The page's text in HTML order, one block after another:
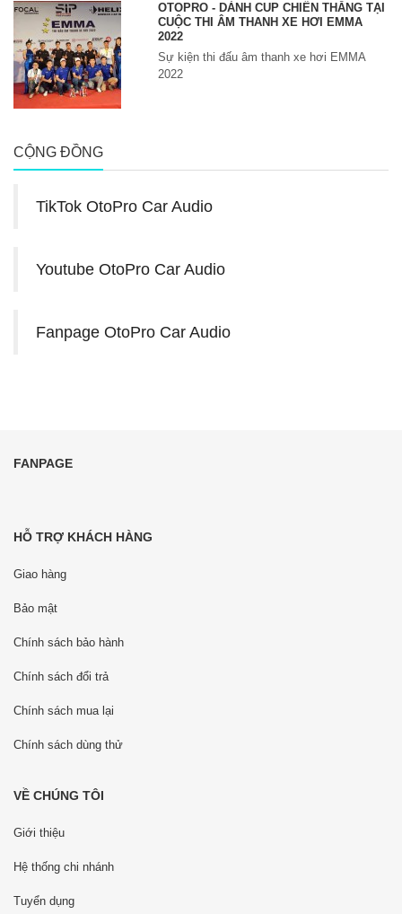
OTOPRO - DÀNH CUP CHIẾN THẮNG TẠI
CUỘC THI ÂM THANH XE HƠI EMMA
2022
Sự kiện thi đấu âm thanh xe hơi EMMA
2022
CỘNG ĐỒNG
TikTok OtoPro Car Audio
Youtube OtoPro Car Audio
Fanpage OtoPro Car Audio
FANPAGE
HỖ TRỢ KHÁCH HÀNG
Giao hàng
Bảo mật
Chính sách bảo hành
Chính sách đổi trả
Chính sách mua lại
Chính sách dùng thử
VỀ CHÚNG TÔI
Giới thiệu
Hệ thống chi nhánh
Tuyển dụng